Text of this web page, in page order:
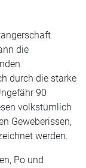
die
durch die starke
90
volkstümlich
Geweberissen,
werden.
Po und